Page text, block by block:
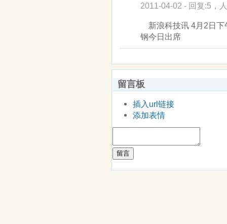
2011-04-02 - 回复:5，
新浪科技讯 4月2日下
钢今日出席
留言板
插入url链接
添加表情
留言